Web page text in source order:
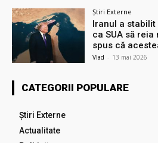
Știri Externe
Iranul a
ca SUA să
spus că
Vlad - 13 mai 2026
CATEGORII POPULARE
Știri Externe
Actualitate